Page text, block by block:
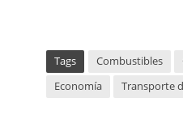
Tags Combustibles
Economía
Transporte